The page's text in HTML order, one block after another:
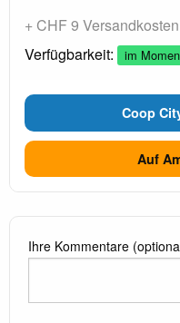
+ CHF 9 Versandkosten
Verfügbarkeit:
im
Coop
Auf
Ihre Kommentare